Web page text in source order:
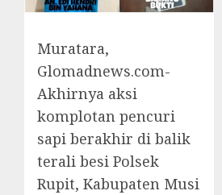
Muratara,
Glomadnews.com-
Akhirnya aksi
komplotan pencuri
sapi berakhir di balik
terali besi Polsek
Rupit, Kabupaten Musi